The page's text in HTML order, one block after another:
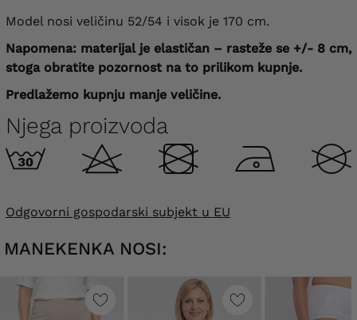
Model nosi veličinu 52/54 i visok je 170 cm.
Napomena: materijal je elastičan – rasteže se +/- 8 cm,
stoga obratite pozornost na to prilikom kupnje.
Predlažemo kupnju manje veličine.
Njega proizvoda
Odgovorni gospodarski subjekt u EU
MANEKENKA NOSI: